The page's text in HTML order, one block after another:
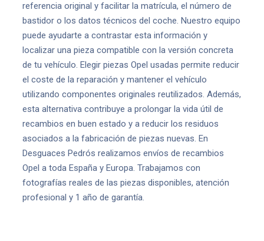
referencia original y facilitar la matrícula, el número de
bastidor o los datos técnicos del coche. Nuestro equipo
puede ayudarte a contrastar esta información y
localizar una pieza compatible con la versión concreta
de tu vehículo. Elegir piezas Opel usadas permite reducir
el coste de la reparación y mantener el vehículo
utilizando componentes originales reutilizados. Además,
esta alternativa contribuye a prolongar la vida útil de
recambios en buen estado y a reducir los residuos
asociados a la fabricación de piezas nuevas. En
Desguaces Pedrós realizamos envíos de recambios
Opel a toda España y Europa. Trabajamos con
fotografías reales de las piezas disponibles, atención
profesional y 1 año de garantía.